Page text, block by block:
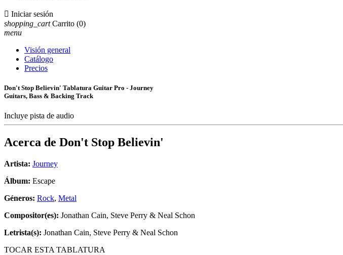
 Iniciar sesión
shopping_cart Carrito (0)
menu
Visión general
Catálogo
Precios
Don't Stop Believin' Tablatura Guitar Pro - Journey
Guitars, Bass & Backing Track
Incluye pista de audio
Acerca de Don't Stop Believin'
Artista: Journey
Álbum: Escape
Géneros: Rock, Metal
Compositor(es): Jonathan Cain, Steve Perry & Neal Schon
Letrista(s): Jonathan Cain, Steve Perry & Neal Schon
TOCAR ESTA TABLATURA